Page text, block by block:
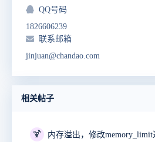
QQ号码
1826606239
联系邮箱
jinjuan@chandao.com
相关帖子
🍹 内存溢出，修改